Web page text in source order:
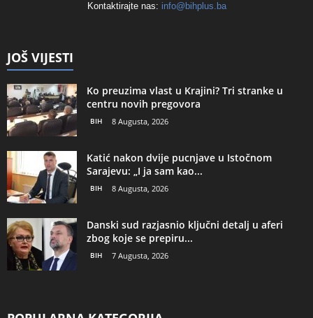
Kontaktirajte nas: info@bihplus.ba
JOŠ VIJESTI
Ko preuzima vlast u Krajini? Tri stranke u
centru novih pregovora
BIH 8 Augusta, 2026
Katić nakon dvije pucnjave u Istočnom
Sarajevu: „I ja sam kao...
BIH 8 Augusta, 2026
Danski sud razjasnio ključni detalj u aferi
zbog koje se prepiru...
BIH 7 Augusta, 2026